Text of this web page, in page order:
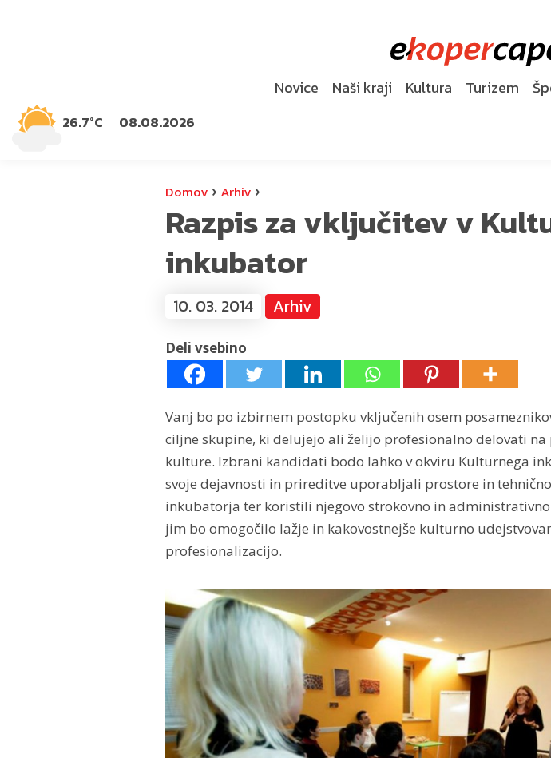
26.7°C 08.08.2026
Novice Naši kraji Kultura Turizem
Domov › Arhiv ›
Razpis za vključitev v
inkubator
10. 03. 2014 Arhiv
Deli vsebino
Vanj bo po izbirnem postopku vključenih osem
ciljne skupine, ki delujejo ali želijo profesionalno delovati na
kulture. Izbrani kandidati bodo lahko v okviru Kulturnega
svoje dejavnosti in prireditve uporabljali prostore in
inkubatorja ter koristili njegovo strokovno in
jim bo omogočilo lažje in kakovostnejše kulturno
profesionalizacijo.